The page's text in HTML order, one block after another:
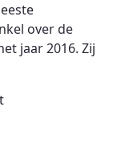
over de
jaar 2016. Zij